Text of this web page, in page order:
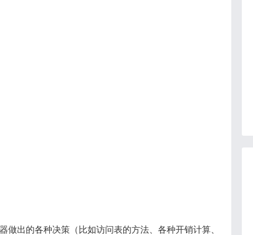
出的各种决策（比如访问表的方法、各种开销计算、